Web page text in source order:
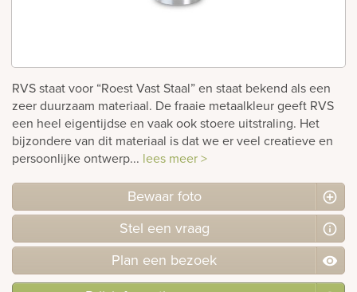
RVS staat voor “Roest Vast Staal” en staat bekend als een
zeer duurzaam materiaal. De fraaie metaalkleur geeft RVS
een heel eigentijdse en vaak ook stoere uitstraling. Het
bijzondere van dit materiaal is dat we er veel creatieve en
persoonlijke ontwerp... lees meer >
Bewaar foto
Stel een vraag
Plan een bezoek